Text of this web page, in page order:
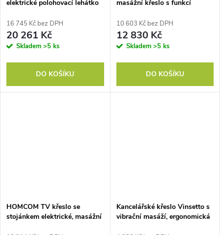
elektrické polohovací lehátko
polohovací lehátko s funkcí
stání, kov, látka, šedá barva
16 745 Kč bez DPH
20 261 Kč
Skladem >5 ks
DO KOŠÍKU
masážní křeslo s funkcí
podnožkou, boční kapsa,
látkový potah, tmavě šedá
barva
10 603 Kč bez DPH
12 830 Kč
Skladem >5 ks
DO KOŠÍKU
HOMCOM TV křeslo se
stojánkem elektrické, masážní
Kancelářské křeslo Vinsetto s
vibrační masáží, ergonomická